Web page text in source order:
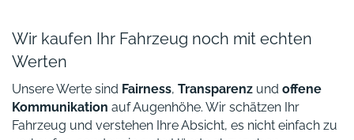
Wir kaufen Ihr Fahrzeug noch mit echten
Werten
Unsere Werte sind Fairness, Transparenz und offene
Kommunikation auf Augenhöhe. Wir schätzen Ihr
Fahrzeug und verstehen Ihre Absicht, es nicht einfach zu